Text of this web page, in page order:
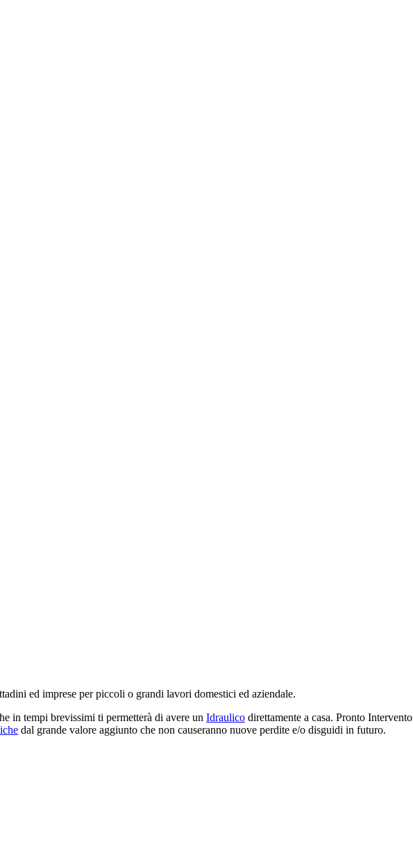
ed imprese per piccoli o grandi lavori domestici ed aziendale.
in tempi brevissimi ti permetterà di avere un Idraulico direttamente a casa. Pronto Intervento
dal grande valore aggiunto che non causeranno nuove perdite e/o disguidi in futuro.